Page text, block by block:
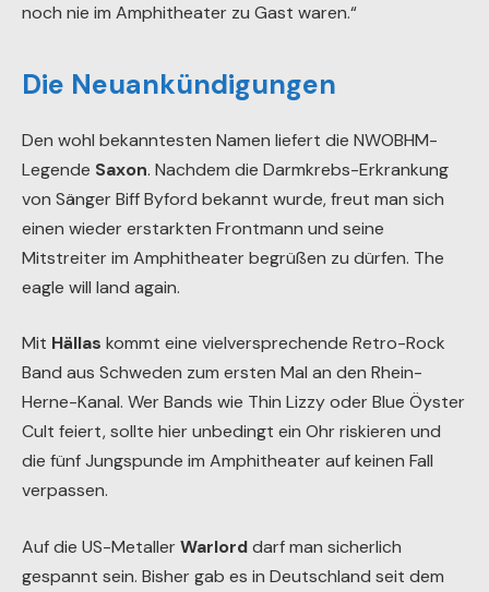
noch nie im Amphitheater zu Gast waren.“
Die Neuankündigungen
Den wohl bekanntesten Namen liefert die NWOBHM-
Legende Saxon. Nachdem die Darmkrebs-Erkrankung
von Sänger Biff Byford bekannt wurde, freut man sich
einen wieder erstarkten Frontmann und seine
Mitstreiter im Amphitheater begrüßen zu dürfen. The
eagle will land again.
Mit Hällas kommt eine vielversprechende Retro-Rock
Band aus Schweden zum ersten Mal an den Rhein-
Herne-Kanal. Wer Bands wie Thin Lizzy oder Blue Öyster
Cult feiert, sollte hier unbedingt ein Ohr riskieren und
die fünf Jungspunde im Amphitheater auf keinen Fall
verpassen.
Auf die US-MetallerWarlorddarf man sicherlich
gespannt sein. Bisher gab es in Deutschland seit dem